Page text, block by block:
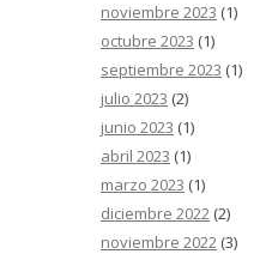
noviembre 2023 (1)
octubre 2023 (1)
septiembre 2023 (1)
julio 2023 (2)
junio 2023 (1)
abril 2023 (1)
marzo 2023 (1)
diciembre 2022 (2)
noviembre 2022 (3)